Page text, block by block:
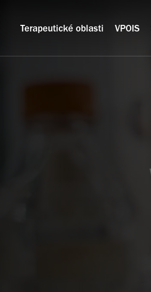
Terapeutické oblasti VPOIS